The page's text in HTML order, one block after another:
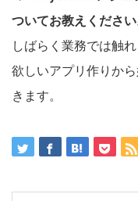
ついてお教えください
しばらく業務では触
欲しいアプリ作りか
きます。